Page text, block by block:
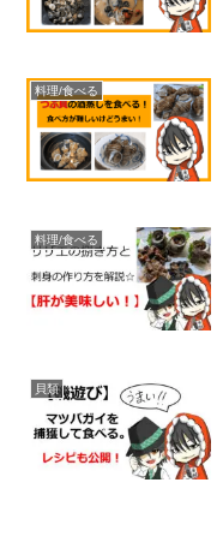
料理/食べる
料理/食べる
貝類